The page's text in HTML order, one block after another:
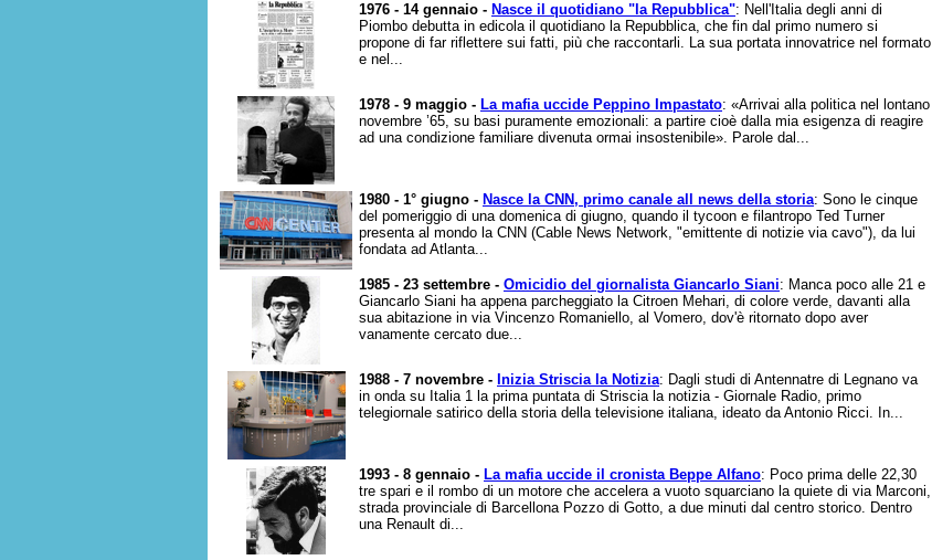
1976 - 14 gennaio - Nasce il quotidiano "la Repubblica": Nell'Italia degli anni di
Piombo debutta in edicola il quotidiano la Repubblica, che fin dal primo numero si
propone di far riflettere sui fatti, più che raccontarli. La sua portata innovatrice nel formato
e nel...
1978 - 9 maggio - La mafia uccide Peppino Impastato: «Arrivai alla politica nel lontano
novembre ’65, su basi puramente emozionali: a partire cioè dalla mia esigenza di reagire
ad una condizione familiare divenuta ormai insostenibile». Parole dal...
1980 - 1° giugno - Nasce la CNN, primo canale all news della storia: Sono le cinque
del pomeriggio di una domenica di giugno, quando il tycoon e filantropo Ted Turner
presenta al mondo la CNN (Cable News Network, "emittente di notizie via cavo"), da lui
fondata ad Atlanta...
1985 - 23 settembre - Omicidio del giornalista Giancarlo Siani: Manca poco alle 21 e
Giancarlo Siani ha appena parcheggiato la Citroen Mehari, di colore verde, davanti alla
sua abitazione in via Vincenzo Romaniello, al Vomero, dov'è ritornato dopo aver
vanamente cercato due...
1988 - 7 novembre - Inizia Striscia la Notizia: Dagli studi di Antennatre di Legnano va
in onda su Italia 1 la prima puntata di Striscia la notizia - Giornale Radio, primo
telegiornale satirico della storia della televisione italiana, ideato da Antonio Ricci. In...
1993 - 8 gennaio - La mafia uccide il cronista Beppe Alfano: Poco prima delle 22,30
tre spari e il rombo di un motore che accelera a vuoto squarciano la quiete di via Marconi,
strada provinciale di Barcellona Pozzo di Gotto, a due minuti dal centro storico. Dentro
una Renault di...